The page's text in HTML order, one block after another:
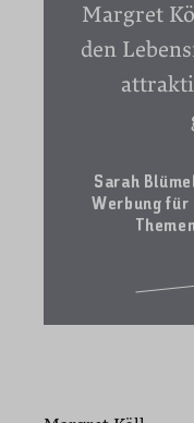
Margret
den
Sarah
Werbung für